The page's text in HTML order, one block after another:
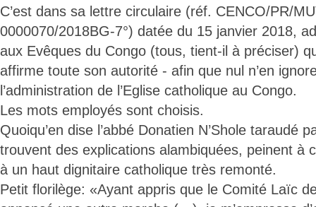
C’est dans sa lettre circulaire (réf. CENCO/PR/
0000070/2018BG-7°) datée du 15 janvier 2018,
aux Evêques du Congo (tous, tient-il à préciser)
affirme toute son autorité - afin que nul n’en
l’administration de l’Eglise catholique au Congo.
Les mots employés sont choisis.
Quoiqu’en dise l’abbé Donatien N’Shole taraudé
trouvent des explications alambiquées, peinent à
à un haut dignitaire catholique très remonté.
Petit florilège: «Ayant appris que le Comité Laïc